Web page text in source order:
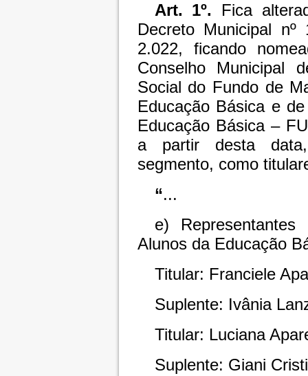
Art. 1º. Fica
Decreto Municipal
2.022, ficando
Conselho Municipal
Social do Fundo de
Educação Básica e
Educação Básica –
a partir desta
segmento, como
“...
e)
Alunos da Educação
Titular: Franciele
Suplente: Ivânia
Titular: Luciana
Suplente: Giani